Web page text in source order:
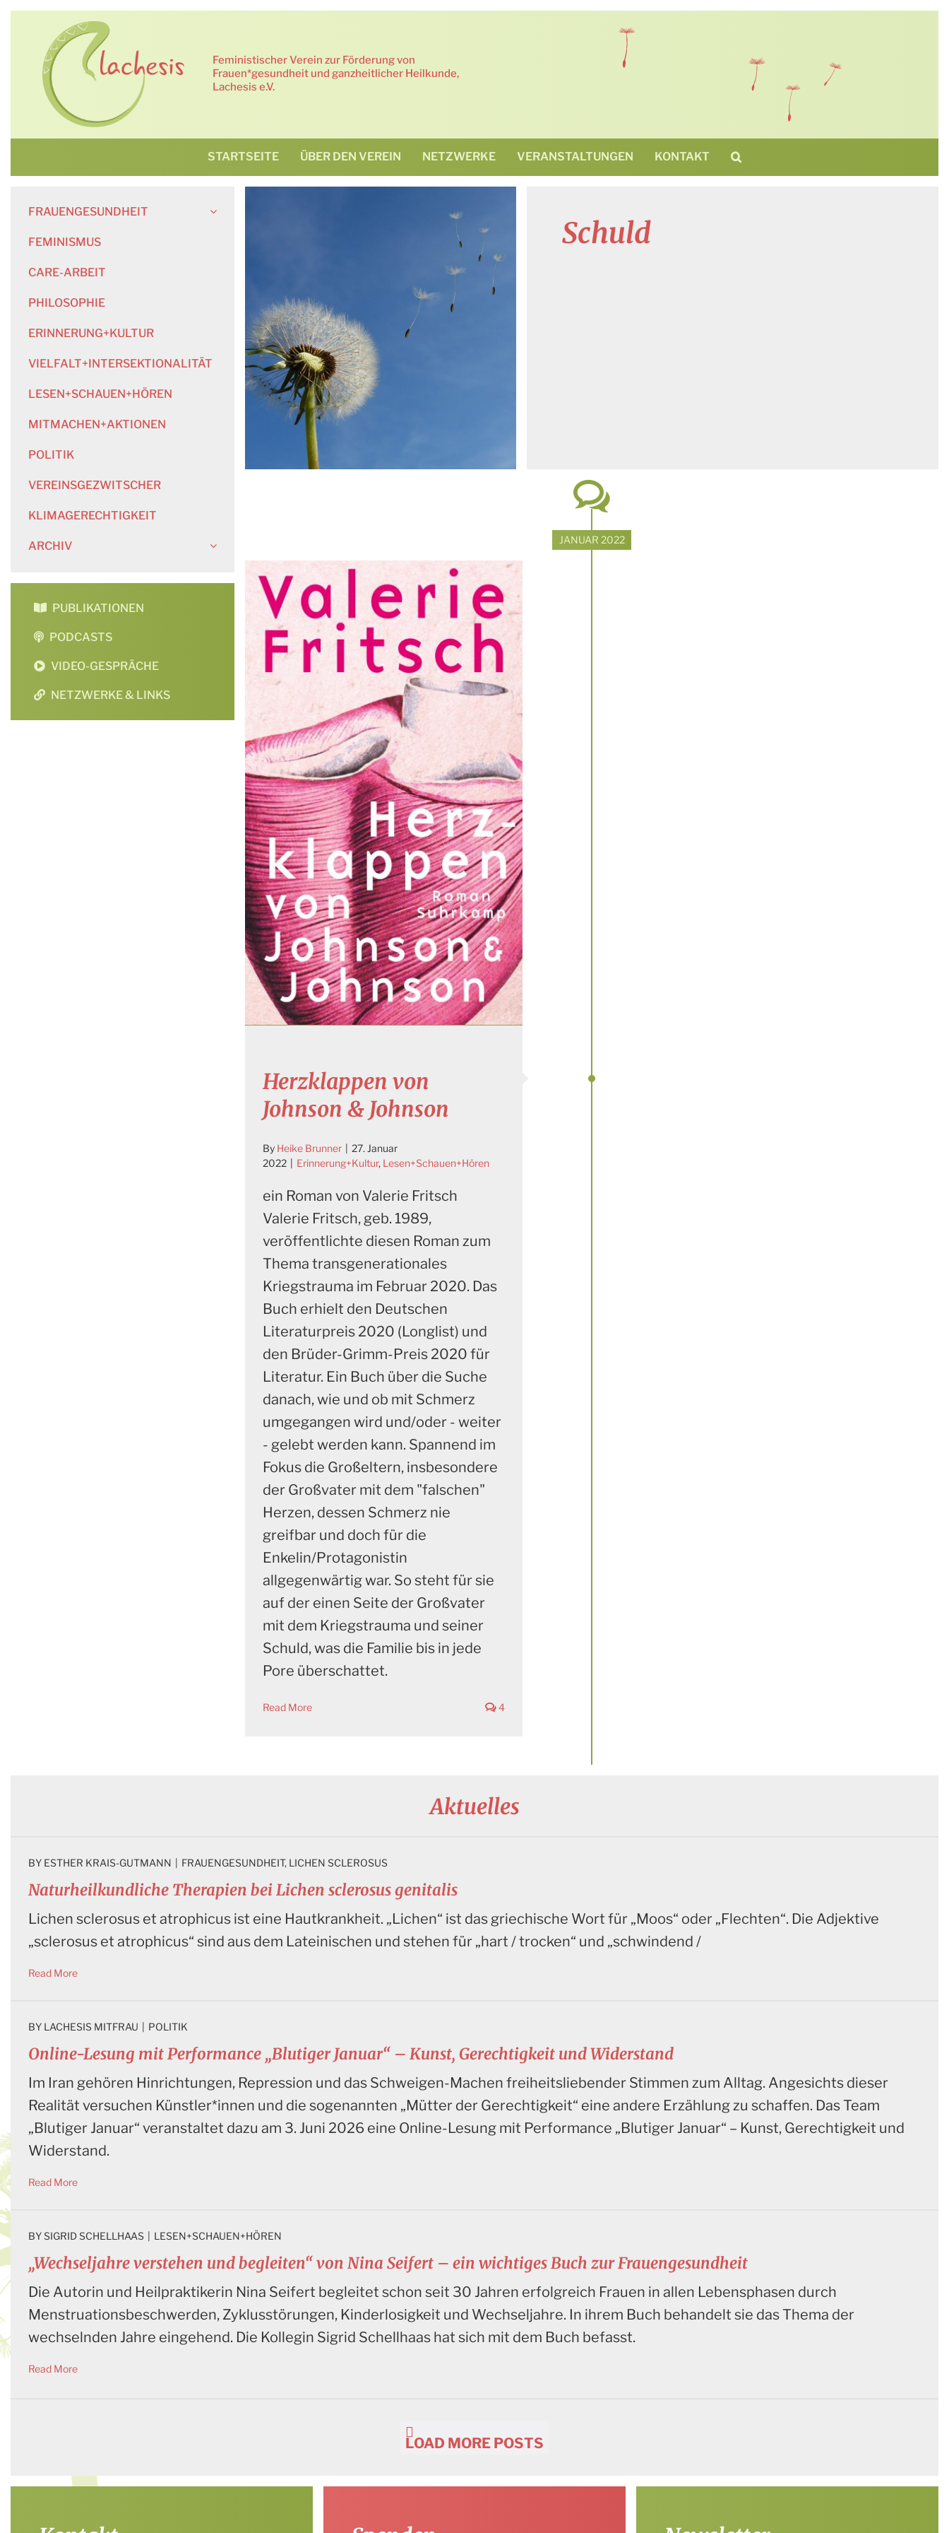
Zum
springen
Feministischer Verein zur Förderung von
Frauen*gesundheit und ganzheitlicher Heilkunde,
Lachesis e.V.
STARTSEITE ÜBER DEN VEREIN NETZWERKE VERANSTALTUNGEN KONTAKT
FRAUENGESUNDHEIT
FEMINISMUS
CARE-ARBEIT
PHILOSOPHIE
ERINNERUNG+KULTUR
VIELFALT+INTERSEKTIONALITÄT
LESEN+SCHAUEN+HÖREN
MITMACHEN+AKTIONEN
POLITIK
VEREINSGEZWITSCHER
KLIMAGERECHTIGKEIT
ARCHIV
PUBLIKATIONEN
PODCASTS
VIDEO-GESPRÄCHE
NETZWERKE & LINKS
Schuld
JANUAR 2022
Herzklappen von
Johnson & Johnson
By Heike Brunner
27. Januar
2022
Erinnerung+Kultur, Lesen+Schauen+Hören
ein Roman von Valerie Fritsch
Valerie Fritsch, geb. 1989,
veröffentlichte diesen Roman zum
Thema transgenerationales
Kriegstrauma im Februar 2020. Das
Buch erhielt den Deutschen
Literaturpreis 2020 (Longlist) und
den Brüder-Grimm-Preis 2020 für
Literatur. Ein Buch über die Suche
danach, wie und ob mit Schmerz
umgegangen wird und/oder - weiter
- gelebt werden kann. Spannend im
Fokus die Großeltern, insbesondere
der Großvater mit dem "falschen"
Herzen, dessen Schmerz nie
greifbar und doch für die
Enkelin/Protagonistin
allgegenwärtig war. So steht für sie
auf der einen Seite der Großvater
mit dem Kriegstrauma und seiner
Schuld, was die Familie bis in jede
Pore überschattet.
Read More 4
Aktuelles
Naturheilkundliche Therapien bei Lichen sclerosus genitalis
BY ESTHER KRAIS-GUTMANN FRAUENGESUNDHEIT, LICHEN SCLEROSUS
Lichen sclerosus et atrophicus ist eine Hautkrankheit. „Lichen“ ist das griechische Wort für „Moos“ oder „Flechten“. Die Adjektive
„sclerosus et atrophicus“ sind aus dem Lateinischen und stehen für „hart / trocken“ und „schwindend /
Read More
Online-Lesung mit Performance „Blutiger Januar“ – Kunst, Gerechtigkeit und Widerstand
BY LACHESIS MITFRAU POLITIK
Im Iran gehören Hinrichtungen, Repression und das Schweigen-Machen freiheitsliebender Stimmen zum Alltag. Angesichts dieser
Realität versuchen Künstler*innen und die sogenannten „Mütter der Gerechtigkeit“ eine andere Erzählung zu schaffen. Das Team
„Blutiger Januar“ veranstaltet dazu am 3. Juni 2026 eine Online-Lesung mit Performance „Blutiger Januar“ – Kunst, Gerechtigkeit und
Widerstand.
Read More
„Wechseljahre verstehen und begleiten“ von Nina Seifert – ein wichtiges Buch zur Frauengesundheit
BY SIGRID SCHELLHAAS LESEN+SCHAUEN+HÖREN
Die Autorin und Heilpraktikerin Nina Seifert begleitet schon seit 30 Jahren erfolgreich Frauen in allen Lebensphasen durch
Menstruationsbeschwerden, Zyklusstörungen, Kinderlosigkeit und Wechseljahre. In ihrem Buch behandelt sie das Thema der
wechselnden Jahre eingehend. Die Kollegin Sigrid Schellhaas hat sich mit dem Buch befasst.
Read More
LOAD MORE POSTS